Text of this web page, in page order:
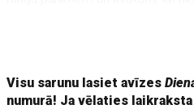
Visu sarunu lasiet avīzes
numurā! Ja vēlaties